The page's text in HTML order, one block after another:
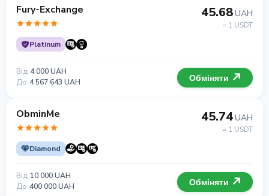
Fury-Exchange
Platinum
45.68UAH
= 1 USDT
Від 4 000 UAH
До 4 567 643 UAH Обміняти
ObminMe
Diamond
45.74UAH
= 1 USDT
Від 10 000 UAH
До 400 000 UAH Обміняти